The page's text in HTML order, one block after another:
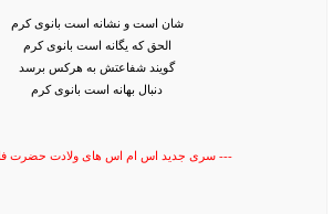
شان است و نشانه است بانوی کرم
الحق که یگانه است بانوی کرم
گویند شفاعتش به هرکس برسد
دنبال بهانه است بانوی کرم
--- سری جدید اس ام اس های ولادت حضرت